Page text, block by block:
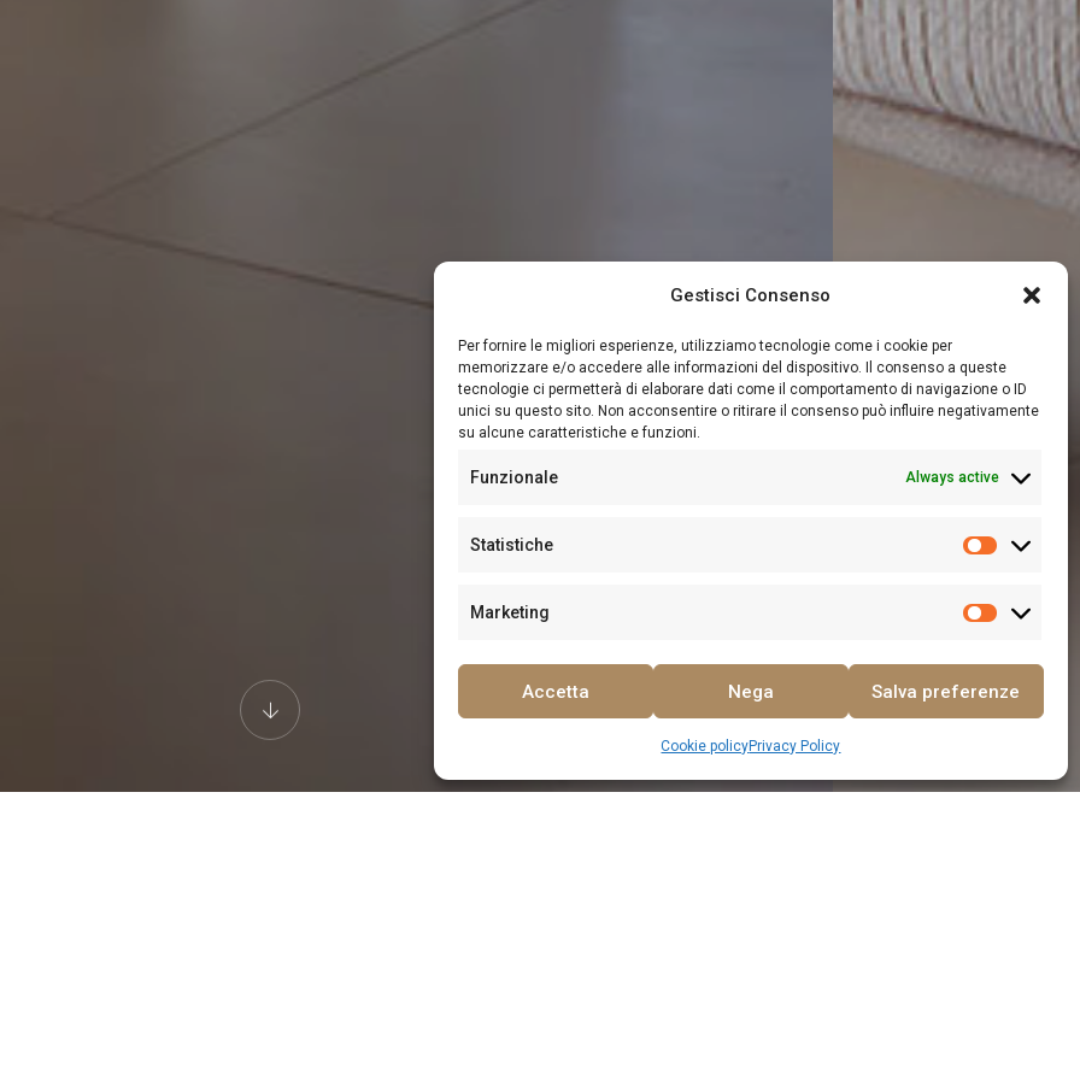
Gestisci Consenso
Per fornire le migliori esperienze, utilizziamo tecnologie come i cookie per
memorizzare e/o accedere alle informazioni del dispositivo. Il consenso a queste
tecnologie ci permetterà di elaborare dati come il comportamento di navigazione o ID
unici su questo sito. Non acconsentire o ritirare il consenso può influire negativamente
su alcune caratteristiche e funzioni.
Funzionale Always active
Statistiche
Marketing
Accetta Nega Salva preferenze
Cookie policyPrivacy Policy